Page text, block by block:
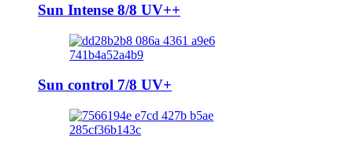
Sun Intense 8/8 UV++
Sun control 7/8 UV+